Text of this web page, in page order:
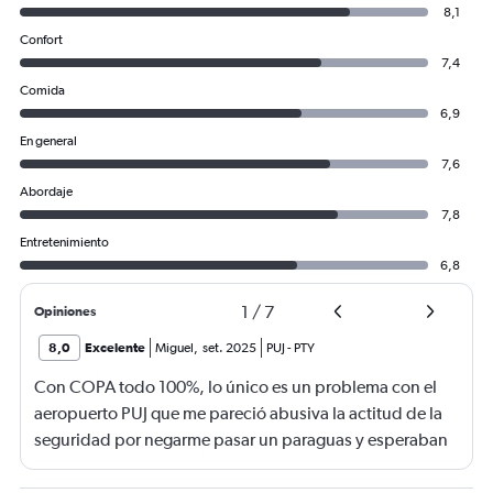
8,1
Confort
7,4
Comida
6,9
En general
7,6
Abordaje
7,8
Entretenimiento
6,8
Opiniones 1 / 7
8,0 Excelente Miguel, set. 2025 PUJ - PTY
Con COPA todo 100%, lo único es un problema con el
aeropuerto PUJ que me pareció abusiva la actitud de la
seguridad por negarme pasar un paraguas y esperaban
que lo despache en mostrador de COPA como si fuese